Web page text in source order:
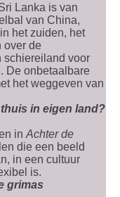
Lanka is van
van China,
het zuiden, het
over de
schiereiland voor
De onbetaalbare
het weggeven van
in eigen land?
in Achter de
die een beeld
in een cultuur
is.
grimas